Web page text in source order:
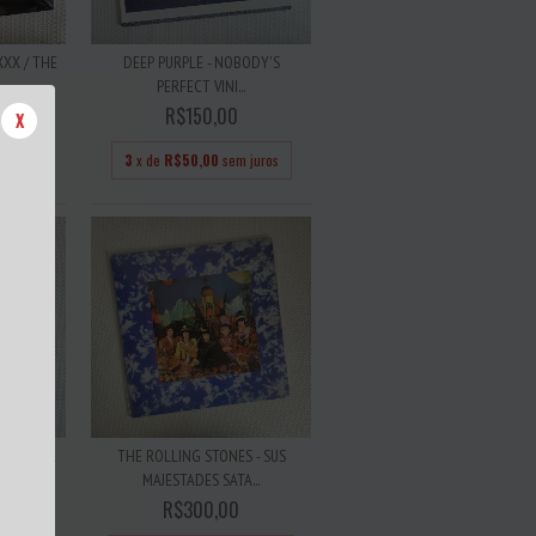
X
/ THE
DEEP PURPLE - NOBODY'S
PERFECT VINI...
R$150,00
3 x de R$50,00 sem juros
VINIL
THE ROLLING STONES - SUS
MAJESTADES SATA...
R$300,00